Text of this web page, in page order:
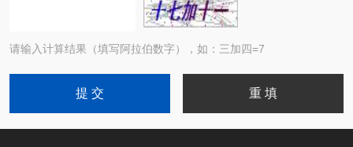
请输入计算结果（填写阿拉伯数字），如：三加四=7